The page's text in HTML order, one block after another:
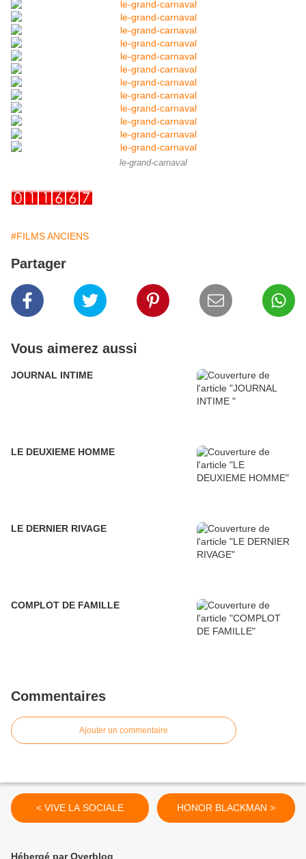
le-grand-carnaval
#FILMS ANCIENS
Partager
Vous aimerez aussi
JOURNAL INTIME
LE DEUXIEME HOMME
LE DERNIER RIVAGE
COMPLOT DE FAMILLE
Commentaires
Ajouter un commentaire
< VIVE LA SOCIALE HONOR BLACKMAN >
Hébergé par Overblog